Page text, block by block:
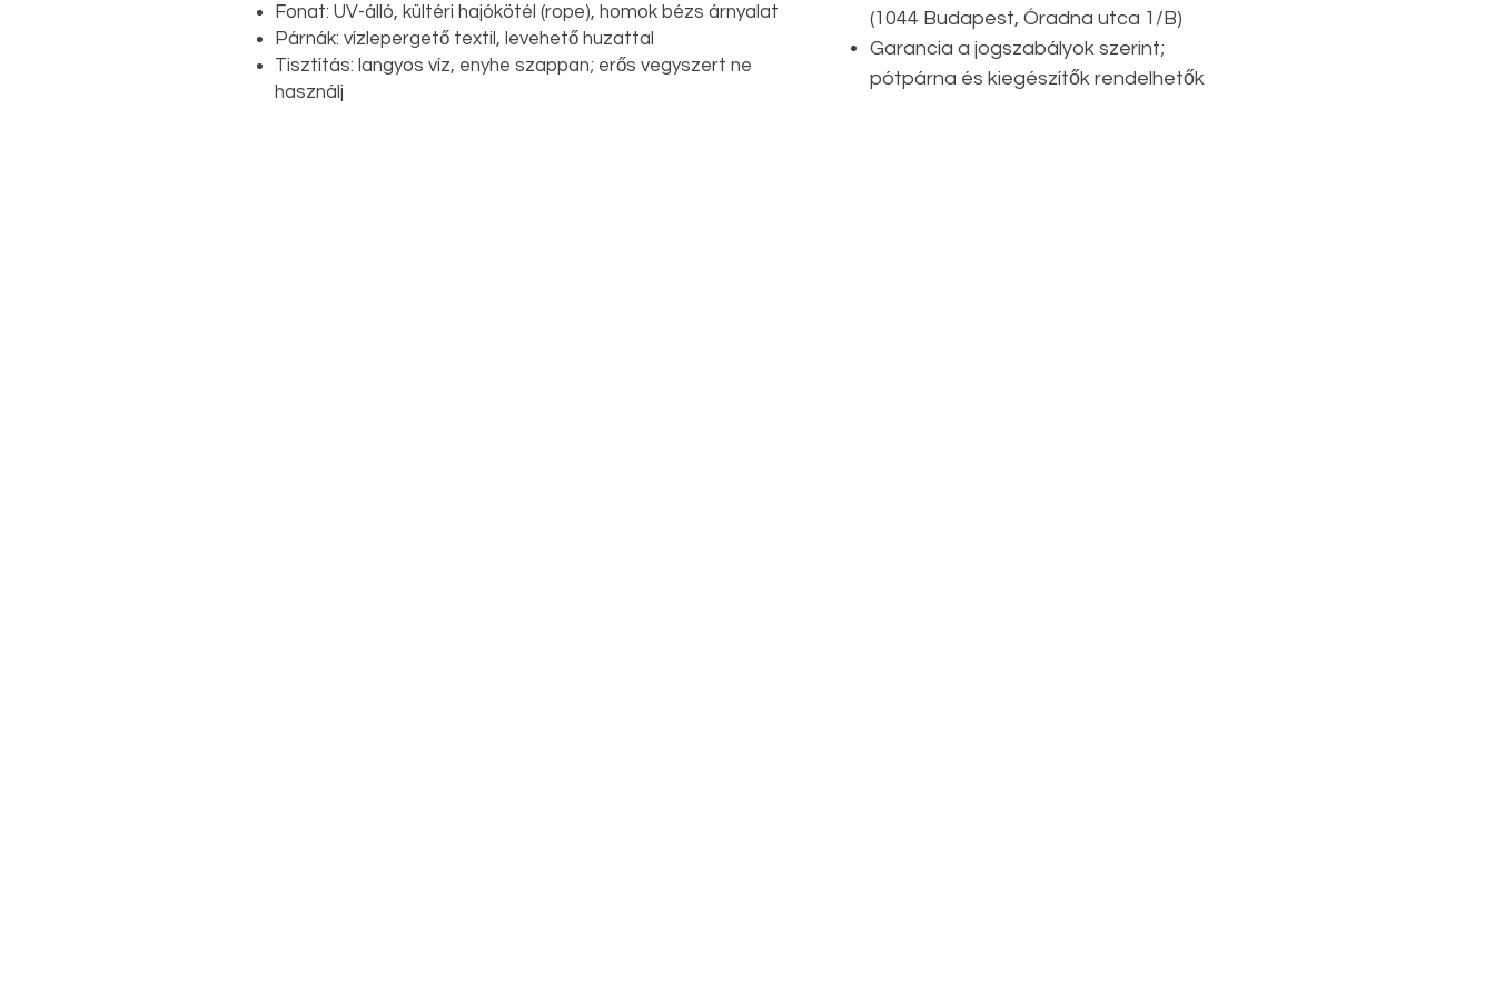
Fonat: UV-álló, kültéri hajókötél (rope), homok bézs árnyalat
Párnák: vízlepergető textil, levehető huzattal
Tisztítás: langyos víz, enyhe szappan; erős vegyszert ne
használj
(1044 Budapest, Óradna utca 1/B)
Garancia a jogszabályok szerint;
pótpárna és kiegészítők rendelhetők